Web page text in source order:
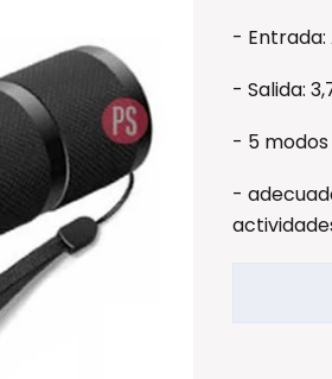
- Entrada:
- Salida:
- 5 modos
-